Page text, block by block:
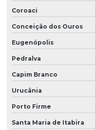
Coroaci
Conceição dos Ouros
Eugenópolis
Pedralva
Capim Branco
Urucânia
Porto Firme
Santa Maria de Itabira